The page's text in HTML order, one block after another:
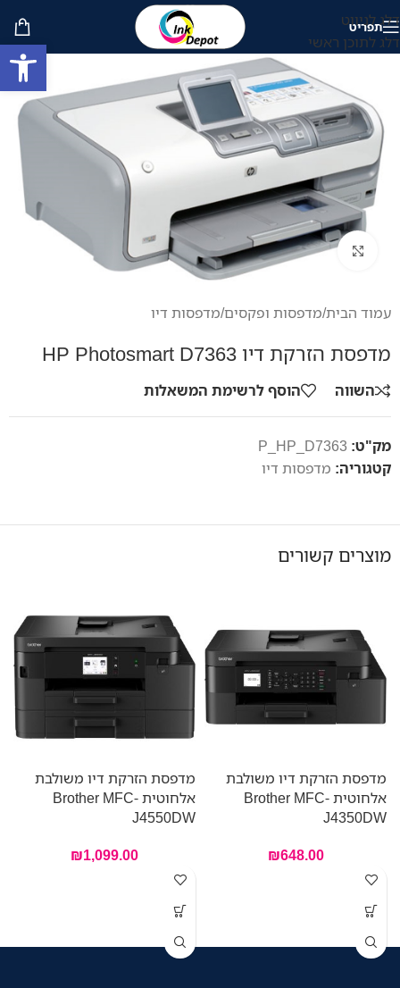
דלג לניווט
דלג לתוכן ראשי
תפריט
לחץ להגדלה
עמוד הבית/מדפסות ופקסים/מדפסות דיו
מדפסת הזרקת דיו HP Photosmart D7363
השווה הוסף לרשימת המשאלות
מק"ט: P_HP_D7363
קטגוריה: מדפסות דיו
מוצרים קשורים
מדפסת הזרקת דיו משולבת
אלחוטית Brother MFC-
J4350DW
₪648.00
מדפסת הזרקת דיו משולבת
אלחוטית Brother MFC-
J4550DW
₪1,099.00
פתח